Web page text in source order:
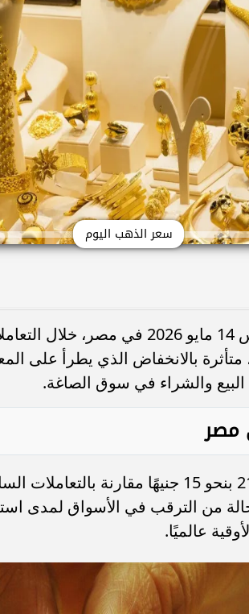
سعر الذهب اليوم
شهد سعر الذهب اليوم الخميس 14 مايو
متأثرة بالانخفاض الذي يطرأ على
والشراء في سوق الصاغة.
مصر
تراجع سعر جرام الذهب عيار 21 بنحو 15 جنيهًا
وسط حالة من الترقب في الأسواق لمدى
عالميًا.